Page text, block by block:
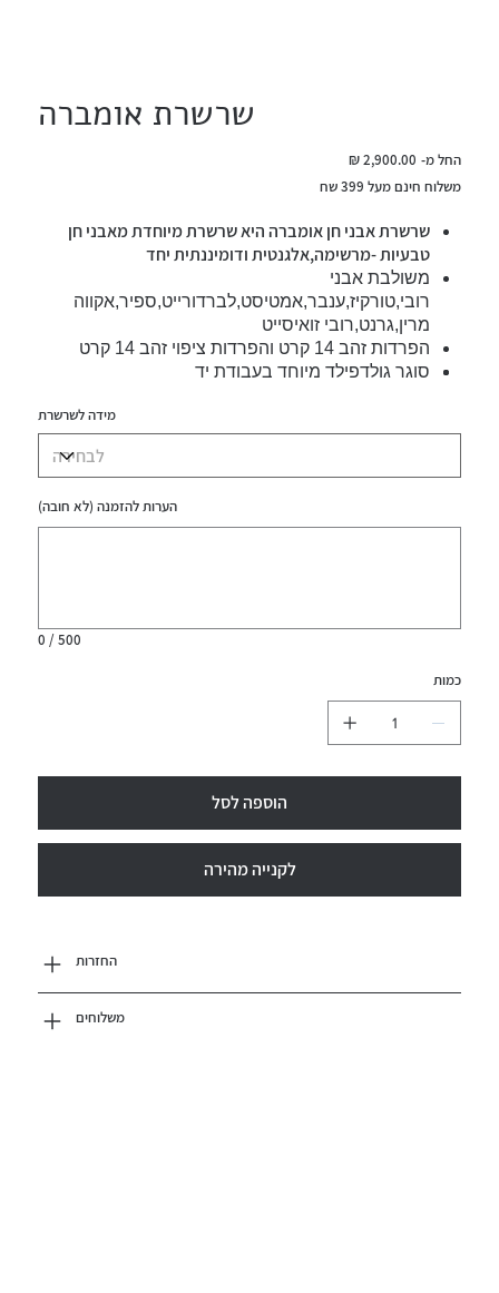
שרשרת אומברה
החל מ- מחיר
משלוח חינם מעל 399 שח
שרשרת אבני חן אומברה היא שרשרת מיוחדת מאבני חן
טבעיות -מרשימה,אלגנטית ודומיננתית יחד
משולבת אבני
רובי,טורקיז,ענבר,אמטיסט,לברדורייט,ספיר,אקווה
מרין,גרנט,רובי זואיסייט
הפרדות זהב 14 קרט והפרדות ציפוי זהב 14 קרט
סוגר גולדפילד מיוחד בעבודת יד
מידה לשרשרת
הערות להזמנה (לא חובה)
0 / 500
כמות
הוספה לסל
לקנייה מהירה
החזרות
משלוחים